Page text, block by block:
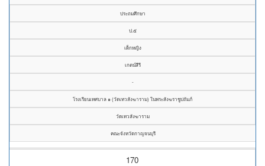
ประถมศึกษา
ป.๕
เด็กหญิง
เกตน์สีรี
-
โรงเรียนเทศบาล ๑ (วัดเทวสังฆาราม) ในพระสังฆราชูปถัมภ์
วัดเทวสังฆาราม
คณะจังหวัดกาญจนบุรี
170